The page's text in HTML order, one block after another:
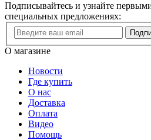
Подписывайтесь и узнайте
специальных предложениях:
О магазине
Новости
Где купить
О нас
Доставка
Оплата
Видео
Помощь